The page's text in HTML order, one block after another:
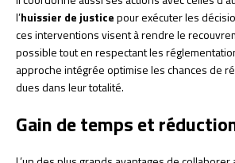
l’huissier de justicepour exécuter les
ces interventions visent à rendre le
possible tout en respectant les
approche intégrée optimise les chances de
dues dans leur totalité.
Gain de temps et